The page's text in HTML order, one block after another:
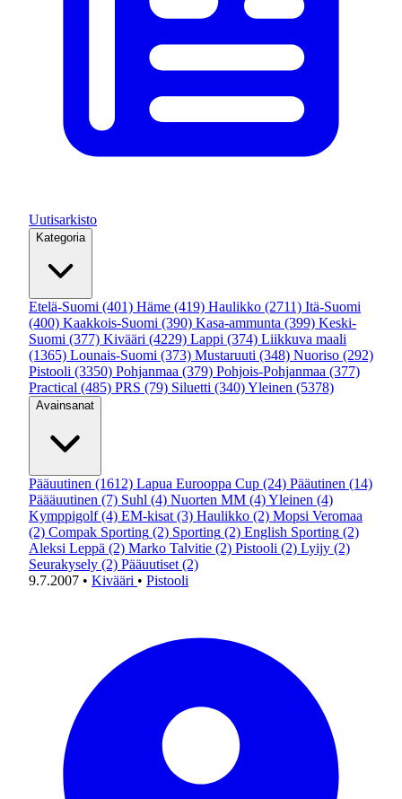
Uutisarkisto
Kategoria
Etelä-Suomi (401) Häme (419) Haulikko (2711) Itä-Suomi
(400) Kaakkois-Suomi (390) Kasa-ammunta (399) Keski-
Suomi (377) Kivääri (4229) Lappi (374) Liikkuva maali
(1365) Lounais-Suomi (373) Mustaruuti (348) Nuoriso (292)
Pistooli (3350) Pohjanmaa (379) Pohjois-Pohjanmaa (377)
Practical (485) PRS (79) Siluetti (340)Yleinen (5378)
Avainsanat
Pääuutinen (1612) Lapua Eurooppa Cup (24) Pääutinen (14)
Päääuutinen (7) Suhl (4) Nuorten MM (4)Yleinen (4)
Kymppigolf (4) EM-kisat (3) Haulikko (2) Mopsi Veromaa
(2) Compak Sporting (2) Sporting (2) English Sporting (2)
Aleksi Leppä (2) Marko Talvitie (2) Pistooli (2) Lyijy (2)
Seurakysely (2) Pääuutiset (2)
9.7.2007 • Kivääri • Pistooli